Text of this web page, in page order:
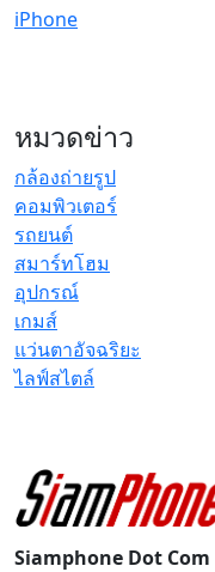
iPhone
หมวดข่าว
กล้องถ่ายรูป
คอมพิวเตอร์
รถยนต์
สมาร์ทโฮม
อุปกรณ์
เกมส์
แว่นตาอัจฉริยะ
ไลฟ์สไตล์
Siamphone Dot